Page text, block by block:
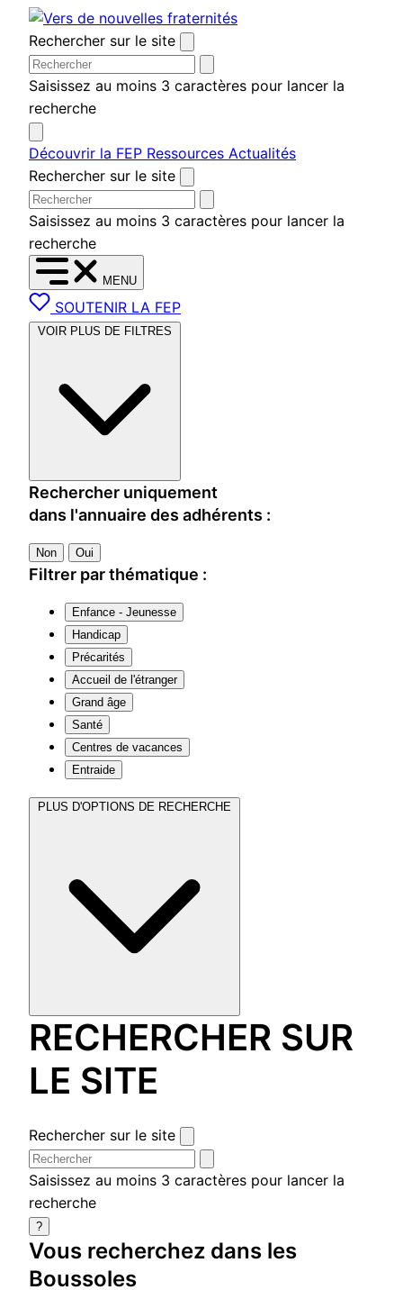
Aller
au
contenu
Rechercher sur le site
Saisissez au moins 3 caractères pour lancer la
recherche
Découvrir la FEP Ressources Actualités
Rechercher sur le site
Saisissez au moins 3 caractères pour lancer la
recherche
MENU
SOUTENIR LA FEP
VOIR PLUS DE FILTRES
Rechercher uniquement
dans l'annuaire des adhérents :
Non Oui
Filtrer par thématique :
Enfance - Jeunesse
Handicap
Précarités
Accueil de l'étranger
Grand âge
Santé
Centres de vacances
Entraide
PLUS D'OPTIONS DE RECHERCHE
RECHERCHER SUR
LE SITE
Rechercher sur le site
Saisissez au moins 3 caractères pour lancer la
recherche
?
Vous recherchez dans les
Boussoles